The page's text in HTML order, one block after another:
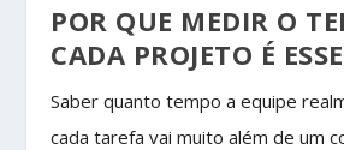
POR QUE MEDIR O
CADA PROJETO É
Saber quanto tempo a equipe
cada tarefa vai muito além de um